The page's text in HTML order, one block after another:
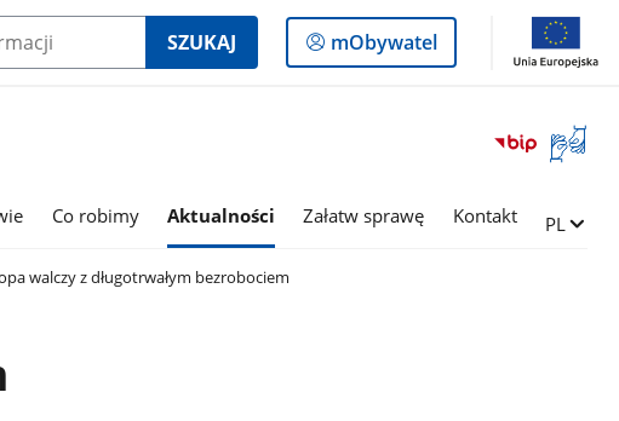
SZUKAJ
Logowanie
do
mObywatel
Otwórz
okno
języka
Co robimy Aktualności Załatw sprawę Kontakt Zmień
PL
walczy z długotrwałym bezrobociem